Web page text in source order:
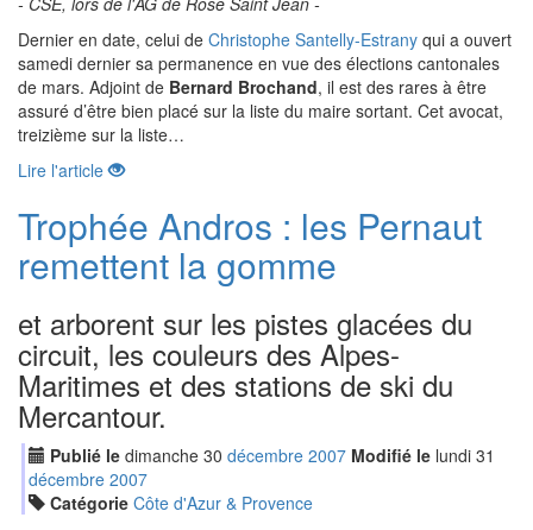
Dernier en date, celui de Christophe Santelly-Estrany qui a ouvert
samedi dernier sa permanence en vue des élections cantonales
de mars. Adjoint de Bernard Brochand, il est des rares à être
assuré d’être bien placé sur la liste du maire sortant. Cet avocat,
treizième sur la liste…
Lire l'article
Trophée Andros : les Pernaut
remettent la gomme
et arborent sur les pistes glacées du
circuit, les couleurs des Alpes-
Maritimes et des stations de ski du
Mercantour.
Publié le dimanche 30 décembre 2007 Modifié le lundi 31
décembre 2007
Catégorie Côte d'Azur & Provence